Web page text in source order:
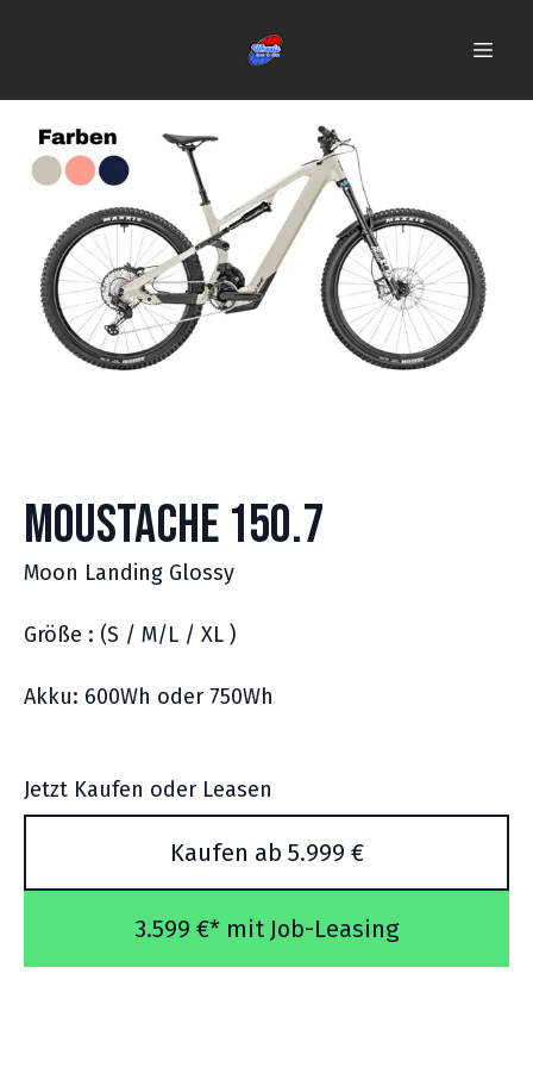
Moustache 150.7
Moon Landing Glossy
Größe : (S / M/L / XL )
Akku: 600Wh oder 750Wh
Jetzt Kaufen oder Leasen
Kaufen ab 5.999 €
3.599 €* mit Job-Leasing